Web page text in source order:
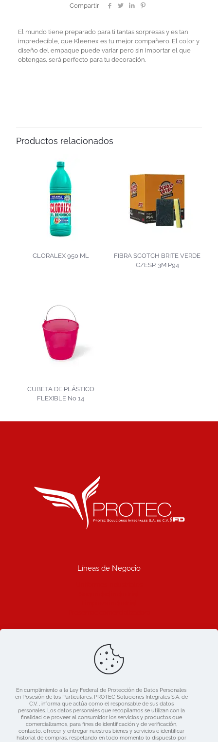
Compartir
El mundo tiene preparado para ti tantas sorpresas y es tan
impredecible, que Kleenex es tu mejor compañero. El color y
diseño del empaque puede variar pero sin importar el que
obtengas, será perfecto para tu decoración.
Productos relacionados
CLORALEX 950 ML
FIBRA SCOTCH BRITE VERDE
C/ESP. 3M P94
CUBETA DE PLÁSTICO
FLEXIBLE No 14
Líneas de Negocio
Ligas de Interes
Blog
Nosotros
Mercado libre
Contacto
En cumplimiento a la Ley Federal de Protección de Datos Personales
en Posesión de los Particulares, PROTEC Soluciones Integrales S.A. de
C.V. , informa que actúa como el responsable de sus datos
personales. Los datos personales que recopilamos se utilizan con la
finalidad de proveer al consumidor los servicios y productos que
comercializamos, para fines de identificación y de verificación,
contacto, ofrecer y entregar nuestros bienes y servicios e identificar
historial de compras, respetando en todo momento lo dispuesto por